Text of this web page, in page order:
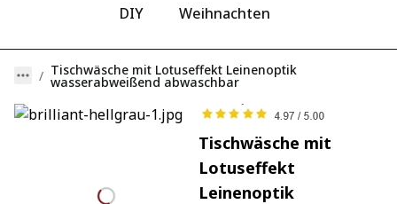
DIY
Weihnachten
Tischwäsche mit Lotuseffekt Leinenoptik
wasserabweißend abwaschbar
Tischwäsche mit
Lotuseffekt
Leinenoptik